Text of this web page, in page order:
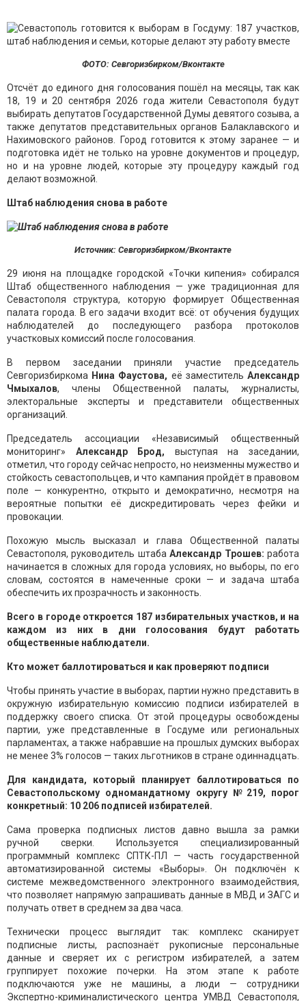
ФОТО: Севгоризбирком/Вконтакте
Отсчёт до единого дня голосования пошёл на месяцы, так как
18, 19 и 20 сентября 2026 года жители Севастополя будут
выбирать депутатов Государственной Думы девятого созыва, а
также депутатов представительных органов Балаклавского и
Нахимовского районов. Город готовится к этому заранее — и
подготовка идёт не только на уровне документов и процедур,
но и на уровне людей, которые эту процедуру каждый год
делают возможной.
Штаб наблюдения снова в работе
Источник: Севгоризбирком/Вконтакте
29 июня на площадке городской «Точки кипения» собирался
Штаб общественного наблюдения — уже традиционная для
Севастополя структура, которую формирует Общественная
палата города. В его задачи входит всё: от обучения будущих
наблюдателей до последующего разбора протоколов
участковых комиссий после голосования.
В первом заседании приняли участие председатель
Севгоризбиркома Нина Фаустова, её заместительАлександр
Чмыхалов, члены Общественной палаты, журналисты,
электоральные эксперты и представители общественных
организаций.
Председатель ассоциации «Независимый общественный
мониторинг» Александр Брод, выступая на заседании,
отметил, что городу сейчас непросто, но неизменны мужество и
стойкость севастопольцев, и что кампания пройдёт в правовом
поле — конкурентно, открыто и демократично, несмотря на
вероятные попытки её дискредитировать через фейки и
провокации.
Похожую мысль высказал и глава Общественной палаты
Севастополя, руководитель штабаАлександр Трошев: работа
начинается в сложных для города условиях, но выборы, по его
словам, состоятся в намеченные сроки — и задача штаба
обеспечить их прозрачность и законность.
Всего в городе откроется 187 избирательных участков, и на
каждом из них в дни голосования будут работать
общественные наблюдатели.
Кто может баллотироваться и как проверяют подписи
Чтобы принять участие в выборах, партии нужно представить в
окружную избирательную комиссию подписи избирателей в
поддержку своего списка. От этой процедуры освобождены
партии, уже представленные в Госдуме или региональных
парламентах, а также набравшие на прошлых думских выборах
не менее 3% голосов — таких льготников в стране одиннадцать.
Для кандидата, который планирует баллотироваться по
Севастопольскому одномандатному округу №219, порог
конкретный: 10 206 подписей избирателей.
Сама проверка подписных листов давно вышла за рамки
ручной сверки. Используется специализированный
программный комплекс СПТК-ПЛ — часть государственной
автоматизированной системы «Выборы». Он подключён к
системе межведомственного электронного взаимодействия,
что позволяет напрямую запрашивать данные в МВД и ЗАГС и
получать ответ в среднем за два часа.
Технически процесс выглядит так: комплекс сканирует
подписные листы, распознаёт рукописные персональные
данные и сверяет их с регистром избирателей, а затем
группирует похожие почерки. На этом этапе к работе
подключаются уже не машины, а люди — сотрудники
Экспертно-криминалистического центра УМВД Севастополя,